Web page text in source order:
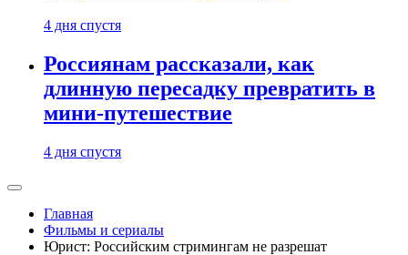
4 дня спустя
Россиянам рассказали, как
длинную пересадку превратить в
мини-путешествие
4 дня спустя
Главная
Фильмы и сериалы
Юрист: Российским стримингам не разрешат